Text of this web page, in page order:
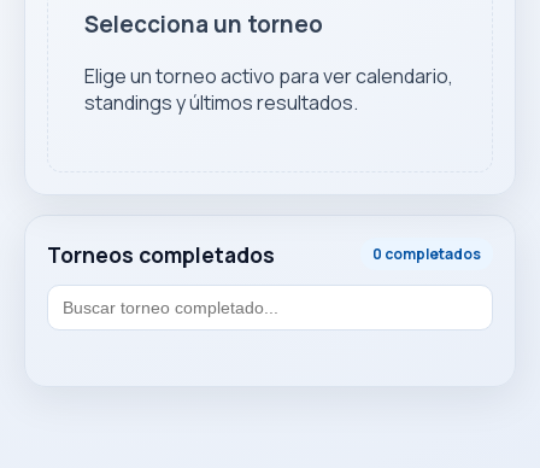
Torneos completados 0 completados
Selecciona un torneo
Elige un torneo activo para ver calendario,
standings y últimos resultados.